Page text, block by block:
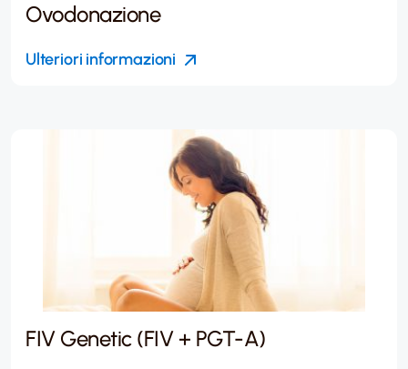
Ovodonazione
Ulteriori informazioni
FIV Genetic (FIV + PGT-A)